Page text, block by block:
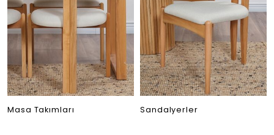
Masa Takımları Sandalyerler